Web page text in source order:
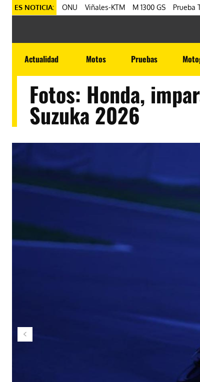
ES NOTICIA: ONU Viñales-KTM M 1300 GS Prueba
Actualidad Motos Pruebas
Fotos: Honda,
Suzuka 2026